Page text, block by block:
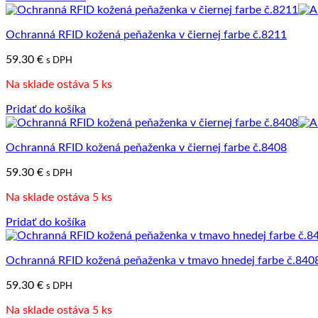
Ochranná RFID kožená peňaženka v čiernej farbe č.8211
59.30 € s DPH
Na sklade ostáva 5 ks
Pridať do košíka
Ochranná RFID kožená peňaženka v čiernej farbe č.8408
59.30 € s DPH
Na sklade ostáva 5 ks
Pridať do košíka
Ochranná RFID kožená peňaženka v tmavo hnedej farbe
59.30 € s DPH
Na sklade ostáva 5 ks